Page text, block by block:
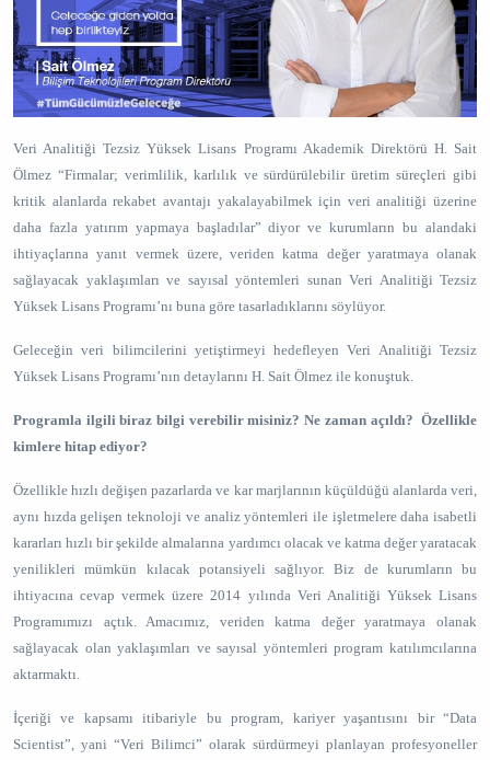
Veri Analitiği Tezsiz Yüksek Lisans Programı Akademik Direktörü H. Sait
Ölmez “Firmalar; verimlilik, karlılık ve sürdürülebilir üretim süreçleri gibi
kritik alanlarda rekabet avantajı yakalayabilmek için veri analitiği üzerine
daha fazla yatırım yapmaya başladılar” diyor ve kurumların bu alandaki
ihtiyaçlarına yanıt vermek üzere, veriden katma değer yaratmaya olanak
sağlayacak yaklaşımları ve sayısal yöntemleri sunan Veri Analitiği Tezsiz
Yüksek Lisans Programı’nı buna göre tasarladıklarını söylüyor.
Geleceğin veri bilimcilerini yetiştirmeyi hedefleyen Veri Analitiği Tezsiz
Yüksek Lisans Programı’nın detaylarını H. Sait Ölmez ile konuştuk.
Programla ilgili biraz bilgi verebilir misiniz? Ne zaman açıldı? Özellikle
kimlere hitap ediyor?
Özellikle hızlı değişen pazarlarda ve kar marjlarının küçüldüğü alanlarda veri,
aynı hızda gelişen teknoloji ve analiz yöntemleri ile işletmelere daha isabetli
kararları hızlı bir şekilde almalarına yardımcı olacak ve katma değer yaratacak
yenilikleri mümkün kılacak potansiyeli sağlıyor. Biz de kurumların bu
ihtiyacına cevap vermek üzere 2014 yılında Veri Analitiği Yüksek Lisans
Programımızı açtık. Amacımız, veriden katma değer yaratmaya olanak
sağlayacak olan yaklaşımları ve sayısal yöntemleri program katılımcılarına
aktarmaktı.
İçeriği ve kapsamı itibariyle bu program, kariyer yaşantısını bir “Data
Scientist”, yani “Veri Bilimci” olarak sürdürmeyi planlayan profesyoneller